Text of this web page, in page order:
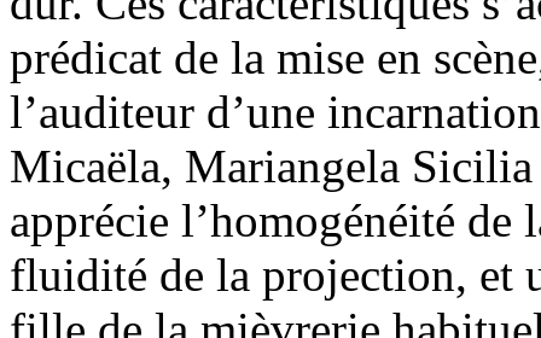
prédicat de la mise en
l’auditeur d’une
Micaëla, Mariangela
apprécie l’homogénéité
fluidité de la projection, et